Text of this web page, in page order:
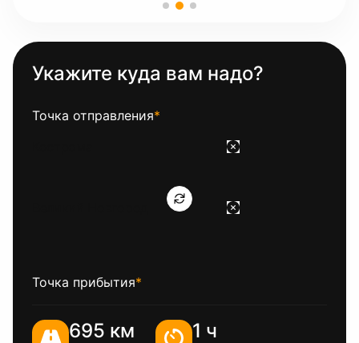
Укажите куда вам надо?
Точка отправления*
Точка прибытия*
695 км 1 ч